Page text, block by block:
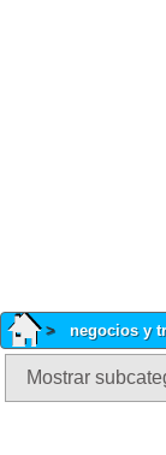
negocios y
Mostrar